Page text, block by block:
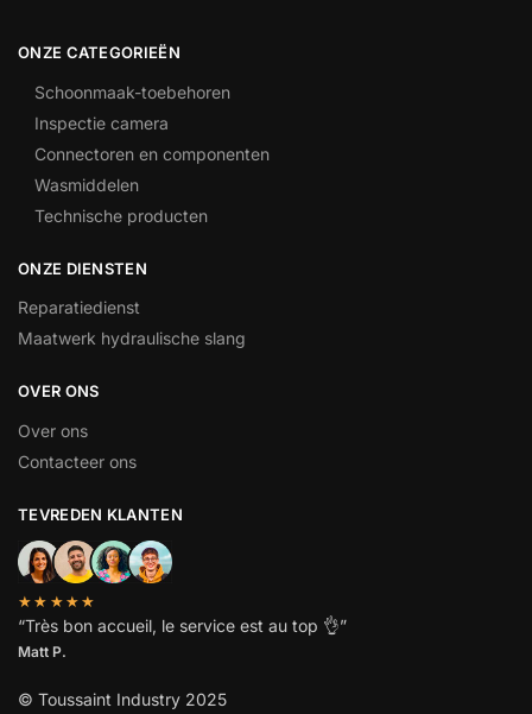
ONZE CATEGORIEËN
Schoonmaak-toebehoren
Inspectie camera
Connectoren en componenten
Wasmiddelen
Technische producten
ONZE DIENSTEN
Reparatiedienst
Maatwerk hydraulische slang
OVER ONS
Over ons
Contacteer ons
TEVREDEN KLANTEN
★★★★★
“Très bon accueil, le service est au top 👌”
Matt P.
© Toussaint Industry 2025